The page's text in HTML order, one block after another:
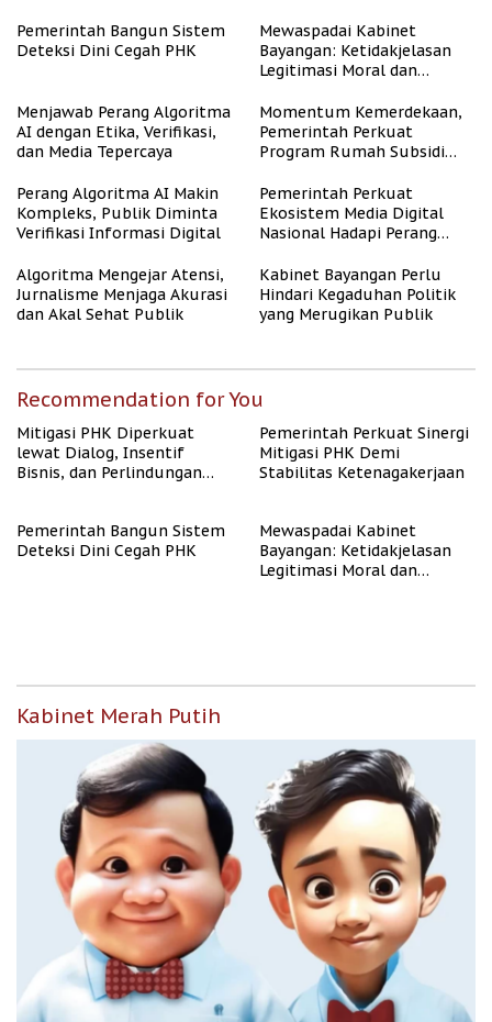
Pemerintah Bangun Sistem
Deteksi Dini Cegah PHK
Mewaspadai Kabinet
Bayangan: Ketidakjelasan
Legitimasi Moral dan
Menjawab Perang Algoritma
AI dengan Etika, Verifikasi,
dan Media Tepercaya
Momentum Kemerdekaan,
Pemerintah Perkuat
Program Rumah Subsidi
Berpenghasilan Rendah
Perang Algoritma AI Makin
Kompleks, Publik Diminta
Verifikasi Informasi Digital
Pemerintah Perkuat
Ekosistem Media Digital
Nasional Hadapi Perang
Algoritma Mengejar Atensi,
Jurnalisme Menjaga Akurasi
dan Akal Sehat Publik
Kabinet Bayangan Perlu
Hindari Kegaduhan Politik
yang Merugikan Publik
Recommendation for You
Mitigasi PHK Diperkuat
lewat Dialog, Insentif
Bisnis, dan Perlindungan
Pemerintah Perkuat Sinergi
Mitigasi PHK Demi
Stabilitas Ketenagakerjaan
Pemerintah Bangun Sistem
Deteksi Dini Cegah PHK
Mewaspadai Kabinet
Bayangan: Ketidakjelasan
Legitimasi Moral dan
Kabinet Merah Putih